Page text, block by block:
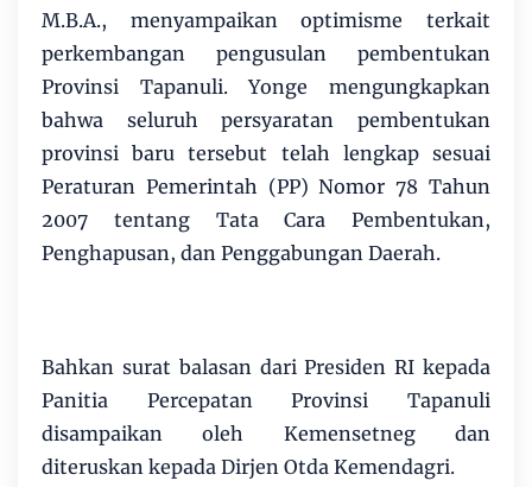
M.B.A., menyampaikan optimisme terkait
perkembangan pengusulan pembentukan
Provinsi Tapanuli. Yonge mengungkapkan
bahwa seluruh persyaratan pembentukan
provinsi baru tersebut telah lengkap sesuai
Peraturan Pemerintah (PP) Nomor 78 Tahun
2007 tentang Tata Cara Pembentukan,
Penghapusan, dan Penggabungan Daerah.
Bahkan surat balasan dari Presiden RI kepada
Panitia Percepatan Provinsi Tapanuli
disampaikan oleh Kemensetneg dan
diteruskan kepada Dirjen Otda Kemendagri.